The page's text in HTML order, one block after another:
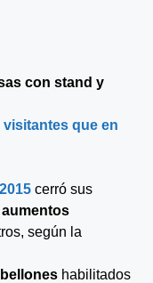
con stand y
cerró sus
aumentos
según la
habilitados